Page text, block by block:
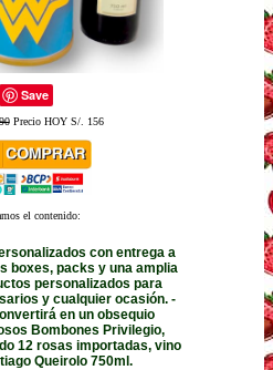
Save
Precio HOY S/. 156
el contenido:
con entrega a
boxes, packs y una amplia
personalizados para
y cualquier ocasión. -
en un obsequio
Bombones Privilegio,
12 rosas importadas, vino
Queirolo 750ml.